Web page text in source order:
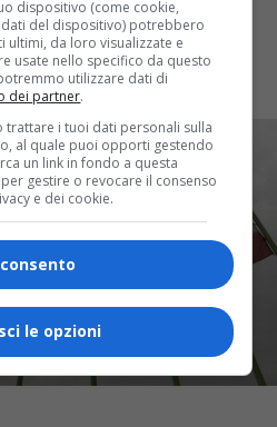
un provvedimento per
il termine di iscrizione per
iraniani
dispositivo (come cookie,
del dispositivo) potrebbero
ultimi, da loro visualizzate e
usate nello specifico da questo
utilizzare dati di
dei partner.
i tuoi dati personali sulla
al quale puoi opporti gestendo
un link in fondo a questa
gestire o revocare il consenso
e dei cookie.
le opzioni